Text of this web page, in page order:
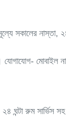
নাস্তা, ২৪
যোগাযোগ-
ঘন্টা রুম সার্ভিস